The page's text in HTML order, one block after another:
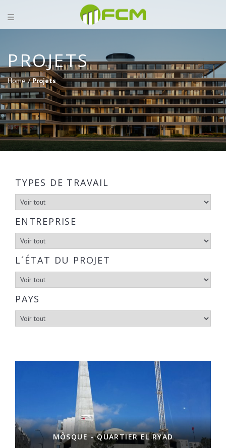
PROJETS
Home /Projets
TYPES DE TRAVAIL
ENTREPRISE
L´ÉTAT DU PROJET
PAYS
MÔSQUE - QUARTIER EL RYAD